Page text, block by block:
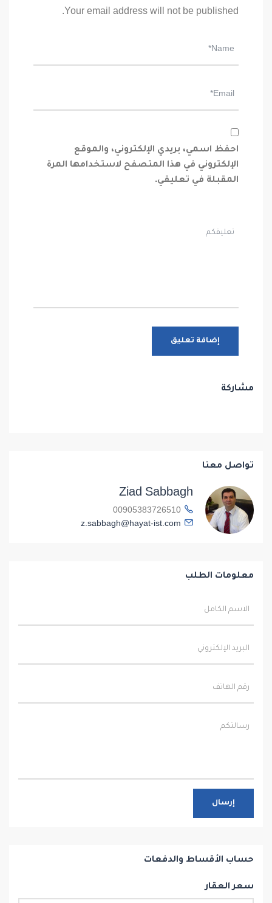
Your email address will not be published.
احفظ اسمي، بريدي الإلكتروني، والموقع
الإلكتروني في هذا المتصفح لاستخدامها المرة
المقبلة في تعليقي.
مشاركة
تواصل معنا
Ziad Sabbagh
z.sabbagh@hayat-ist.com
معلومات الطلب
إرسال
حساب الأقساط والدفعات
سعر العقار